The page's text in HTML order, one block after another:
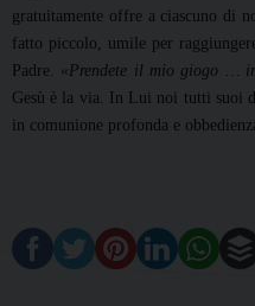
gratuitamente offre a ciascuno di
fatto piccolo, umile per
Padre. «Prendete il mio giogo …
Gesù è la via. In Lui noi tutti suoi
in comunione profonda e